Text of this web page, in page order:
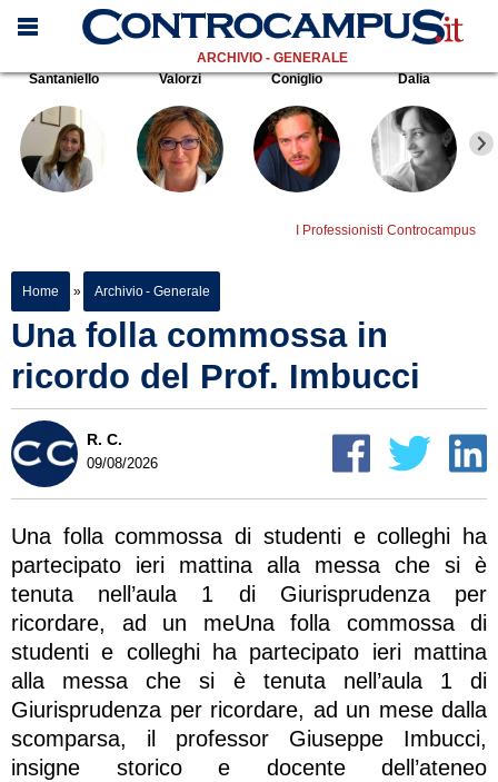
ARCHIVIO - GENERALE
Santaniello
Valorzi Coniglio Dalia
I Professionisti Controcampus
Home » Archivio - Generale
Una folla commossa in
ricordo del Prof. Imbucci
R. C.
09/08/2026
Una folla commossa di studenti e colleghi ha
partecipato ieri mattina alla messa che si è
tenuta nell’aula 1 di Giurisprudenza per
ricordare, ad un meUna folla commossa di
studenti e colleghi ha partecipato ieri mattina
alla messa che si è tenuta nell’aula 1 di
Giurisprudenza per ricordare, ad un mese dalla
scomparsa, il professor Giuseppe Imbucci,
insigne storico e docente dell’ateneo